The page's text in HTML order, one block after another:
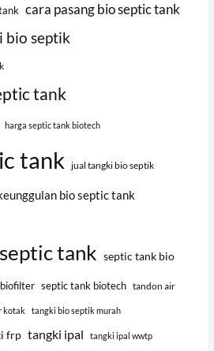
cara pasang bio septic tank
bio septik
tank
harga septic tank biotech
tank jual tangki bio septik
bio septic tank
tank septic tank bio
septic tank biotech tandon air
kotak tangki bio septik murah
frp tangki ipal tangki ipal wwtp